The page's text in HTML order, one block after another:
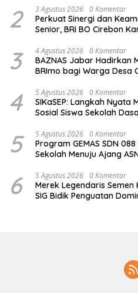
2 3 Agustus 2026 0 Komentar
Perkuat Sinergi dan
Senior, BRI BO Cirebon
3 4 Agustus 2026 0 Komentar
BAZNAS Jabar Hadirkan
BRImo bagi Warga Desa
4 5 Agustus 2026 0 Komentar
SIKaSEP: Langkah Nyata
Sosial Siswa Sekolah
5 5 Agustus 2026 0 Komentar
Program GEMAS SDN
Sekolah Menuju Ajang
6 5 Agustus 2026 0 Komentar
Merek Legendaris
SIG Bidik Penguatan